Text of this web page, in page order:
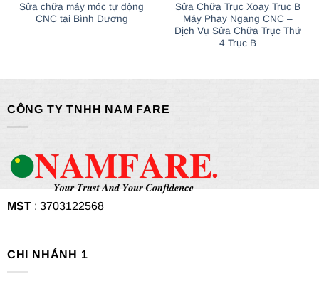
Sửa chữa máy móc tự động
CNC tại Bình Dương
Sửa Chữa Trục Xoay Trục B
Máy Phay Ngang CNC –
Dịch Vụ Sửa Chữa Trục Thứ
4 Trục B
CÔNG TY TNHH NAM FARE
MST: 3703122568
CHI NHÁNH 1